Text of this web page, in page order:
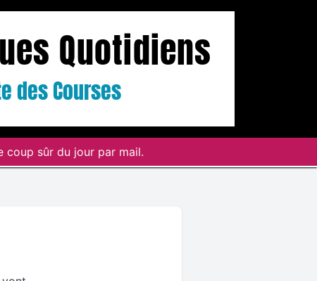
Quotidiens
des Courses
coup sûr du jour par mail.